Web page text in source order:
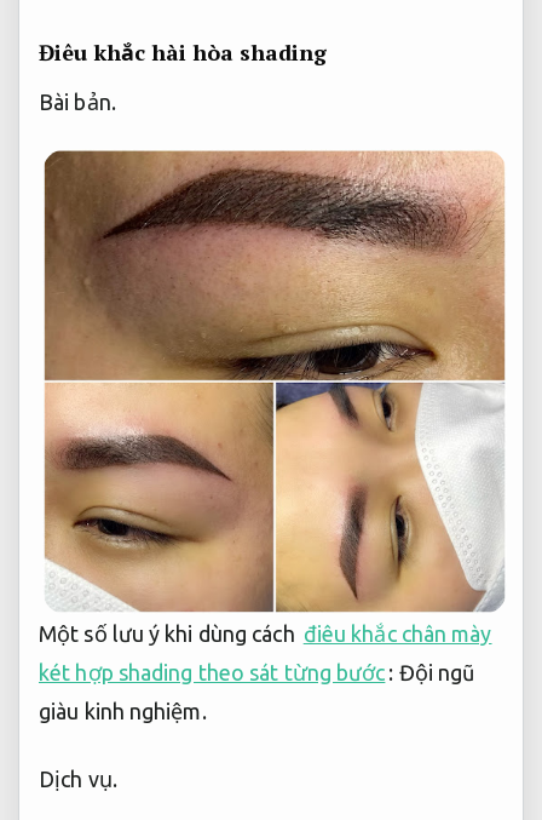
Điêu khắc hài hòa shading
Bài bản.
Một số lưu ý khi dùng cách điêu khắc chân mày
két hợp shading theo sát từng bước : Đội ngũ
giàu kinh nghiệm.
Dịch vụ.